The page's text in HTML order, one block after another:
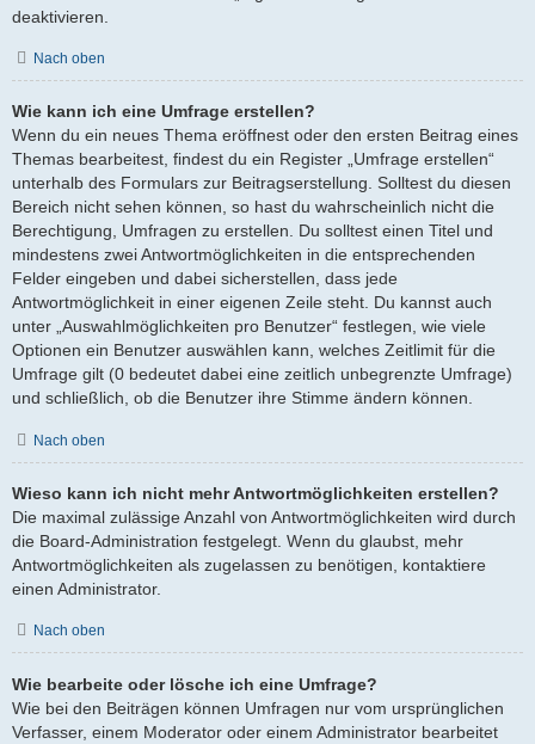
deaktivieren.
Nach oben
Wie kann ich eine Umfrage erstellen?
Wenn du ein neues Thema eröffnest oder den ersten Beitrag eines
Themas bearbeitest, findest du ein Register „Umfrage erstellen“
unterhalb des Formulars zur Beitragserstellung. Solltest du diesen
Bereich nicht sehen können, so hast du wahrscheinlich nicht die
Berechtigung, Umfragen zu erstellen. Du solltest einen Titel und
mindestens zwei Antwortmöglichkeiten in die entsprechenden
Felder eingeben und dabei sicherstellen, dass jede
Antwortmöglichkeit in einer eigenen Zeile steht. Du kannst auch
unter „Auswahlmöglichkeiten pro Benutzer“ festlegen, wie viele
Optionen ein Benutzer auswählen kann, welches Zeitlimit für die
Umfrage gilt (0 bedeutet dabei eine zeitlich unbegrenzte Umfrage)
und schließlich, ob die Benutzer ihre Stimme ändern können.
Nach oben
Wieso kann ich nicht mehr Antwortmöglichkeiten erstellen?
Die maximal zulässige Anzahl von Antwortmöglichkeiten wird durch
die Board-Administration festgelegt. Wenn du glaubst, mehr
Antwortmöglichkeiten als zugelassen zu benötigen, kontaktiere
einen Administrator.
Nach oben
Wie bearbeite oder lösche ich eine Umfrage?
Wie bei den Beiträgen können Umfragen nur vom ursprünglichen
Verfasser, einem Moderator oder einem Administrator bearbeitet